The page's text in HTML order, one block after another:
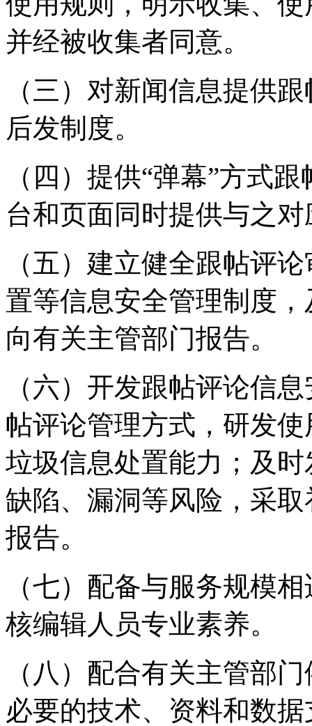
并经被收集者同意。
（三）对新闻信息提供
后发制度。
（四）提供“弹幕”方式
台和页面同时提供与之
（五）建立健全跟帖评
置等信息安全管理制度
向有关主管部门报告。
（六）开发跟帖评论信
帖评论管理方式，研发
垃圾信息处置能力；及
缺陷、漏洞等风险，采
报告。
（七）配备与服务规模
核编辑人员专业素养。
（八）配合有关主管部
必要的技术、资料和数